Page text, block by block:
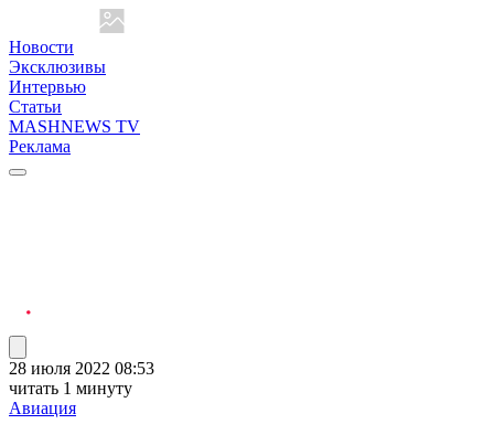
Новости
Эксклюзивы
Интервью
Статьи
MASHNEWS TV
Реклама
28 июля 2022 08:53
читать 1 минуту
Авиация